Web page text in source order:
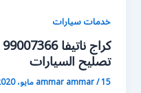
خدمات سيارات
تصليح السيارات
ammar ammar/15 مايو، 2020